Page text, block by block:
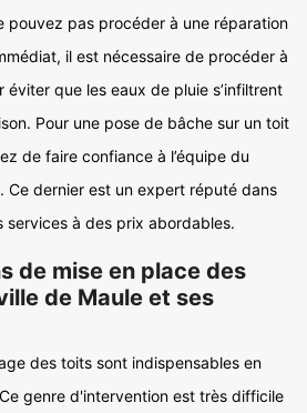
pouvez pas procéder à une réparation
il est nécessaire de procéder à
éviter que les eaux de pluie s’infiltrent
Pour une pose de bâche sur un toit
de faire confiance à l’équipe du
Ce dernier est un expert réputé dans
services à des prix abordables.
de mise en place des
de Maule et ses
des toits sont indispensables en
genre d'intervention est très difficile